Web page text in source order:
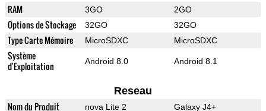
RAM
3GO 2GO
Options de Stockage 32GO 32GO
Type Carte Mémoire MicroSDXC MicroSDXC
Système
d'Exploitation
Android 8.0 Android 8.1
Reseau
Nom du Produit nova Lite 2 Galaxy J4+